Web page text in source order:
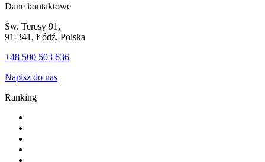
Dane kontaktowe
Św. Teresy 91,
91-341, Łódź, Polska
+48 500 503 636
Napisz do nas
Ranking